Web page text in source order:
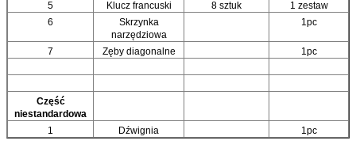
5
Klucz francuski 8 sztuk
1 zestaw
6
Skrzynka
narzędziowa
1pc
7 Zęby diagonalne 1pc
Część
niestandardowa
1
Dźwignia 1pc